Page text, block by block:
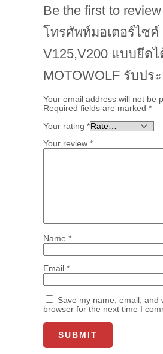
Be the first to
โทรศัพท์มอเตอร์ไซค์
V125,V200 แบบยึด
MOTOWOLF รับปร
Your email address will not be
Required fields are marked *
Your rating *
Your review *
Name *
Email *
Save my name, email, and
browser for the next time I